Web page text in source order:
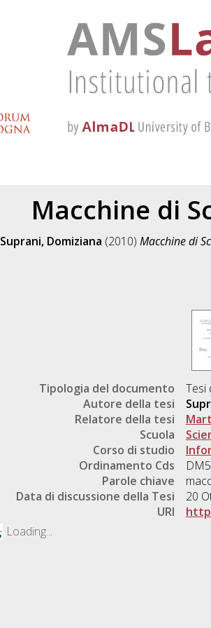
Macchine di
Suprani, Domiziana (2010) Macchine di
Tipologia del documento
Tesi
Autore della tesi
Relatore della tesi
Scuola
Corso di studio
Ordinamento Cds
Parole chiave
Data di discussione della Tesi
20
URI
Loading...